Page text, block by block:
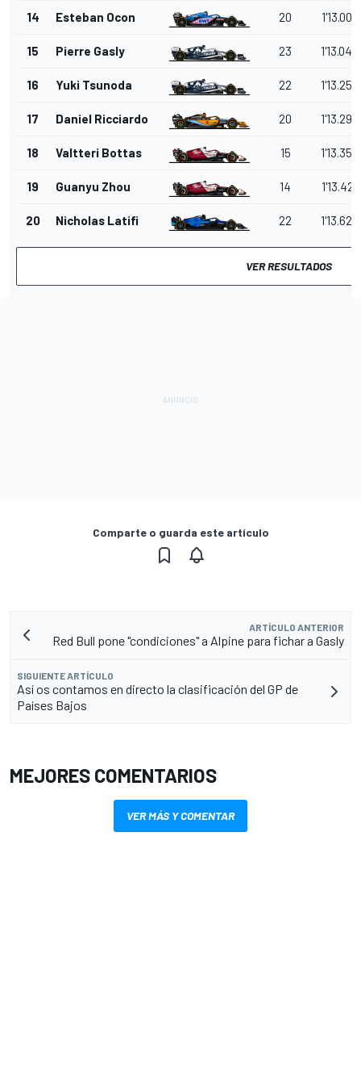
14 Esteban Ocon 20 1'13.003
15 Pierre Gasly 23 1'13.046
16 Yuki Tsunoda 22 1'13.256
17 Daniel Ricciardo 20 1'13.299
18 Valtteri Bottas 15 1'13.359
19 Guanyu Zhou 14 1'13.421
20 Nicholas Latifi 22 1'13.625
VER RESULTADOS
Comparte o guarda este artículo
ARTÍCULO ANTERIOR
Red Bull pone "condiciones" a Alpine para fichar a Gasly
SIGUIENTE ARTÍCULO
Así os contamos en directo la clasificación del GP de
Países Bajos
MEJORES COMENTARIOS
VER MÁS Y COMENTAR